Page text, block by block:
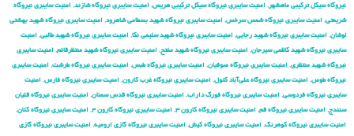
نیروگاه سیکل ترکیبی ماهشهر , امنیت سایبری نیروگاه سیکل ترکیبی هریس, امنیت سایبری نیروگاه شازند, امنیت سایبری نیروگاه
شریعتی, امنیت سایبری نیروگاه شمس سرخس, امنیت سایبری نیروگاه شهید بسطامی شاهرود, امنیت سایبری نیروگاه شهید بهشتی
لوشان, امنیت سایبری نیروگاه شهید رجایی, امنیت سایبری نیروگاه شهید سلیمی نکا, امنیت سایبری نیروگاه شهید طالبی, امنیت
سایبری نیروگاه شهید کاظمی سیرجان, امنیت سایبری نیروگاه شهید مفتح, امنیت سایبری نیروگاه شهید منتظرقائم, امنیت سایبری
نیروگاه شهید منتظری, امنیت سایبری نیروگاه صوفیان, امنیت سایبری نیروگاه طبس, امنیت سایبری نیروگاه طرشت, امنیت سایبری
نیروگاه طوس, امنیت سایبری نیروگاه علی‌آباد کتول, امنیت سایبری نیروگاه غرب کارون, امنیت سایبری نیروگاه فارس, امنیت
سایبری نیروگاه فردوسی, امنیت سایبری نیروگاه فورگ داراب, امنیت سایبری نیروگاه قدس سمنان, امنیت سایبری نیروگاه قلیان
سنندج, امنیت سایبری نیروگاه قم, امنیت سایبری نیروگاه کارون ۳ , امنیت سایبری نیروگاه کارون ۴ , امنیت سایبری نیروگاه کلان,
امنیت سایبری نیروگاه کوهرنگ, امنیت سایبری نیروگاه کیش, امنیت سایبری نیروگاه گازی ارومیه, امنیت سایبری نیروگاه گازی